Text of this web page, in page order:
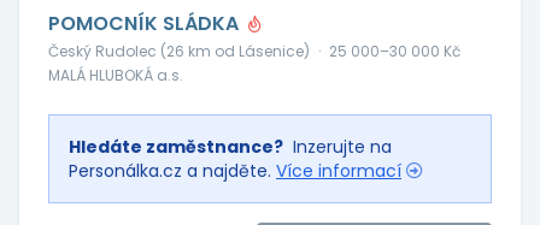
POMOCNÍK SLÁDKA
Český Rudolec (26 km od Lásenice) · 25 000–30 000 Kč
MALÁ HLUBOKÁ a.s.
Hledáte zaměstnance? Inzerujte na
Personálka.cz a najděte. Více informací